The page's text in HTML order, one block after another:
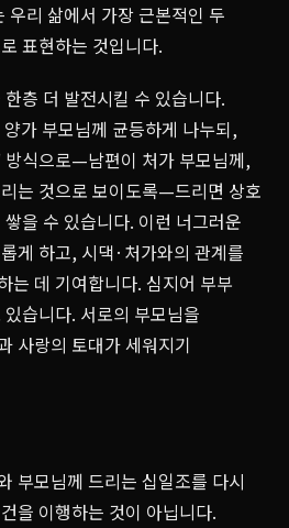
우리 삶에서 가장 근본적인 두
표현하는 것입니다.
층 더 발전시킬 수 있습니다.
가 부모님께 균등하게 나누되,
식으로—남편이 처가 부모님께,
는 것으로 보이도록—드리면 상호
을 수 있습니다. 이런 너그러운
게 하고, 시댁·처가와의 관계를
는 데 기여합니다. 심지어 부부
습니다. 서로의 부모님을
사랑의 토대가 세워지기
부모님께 드리는 십일조를 다시
을 이행하는 것이 아닙니다.